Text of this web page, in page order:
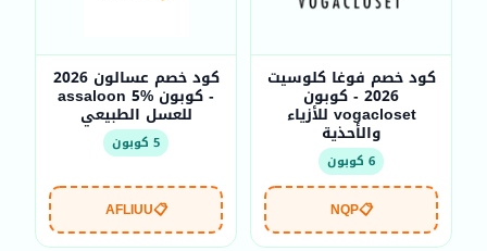
كود خصم فوغا كلوسيت
2026 - كوبون
vogacloset للأزياء
والأحذية
6 كوبون
📋
NQP
كود خصم عسالون 2026
- كوبون assaloon 5%
للعسل الطبيعي
5 كوبون
📋
AFLIUU